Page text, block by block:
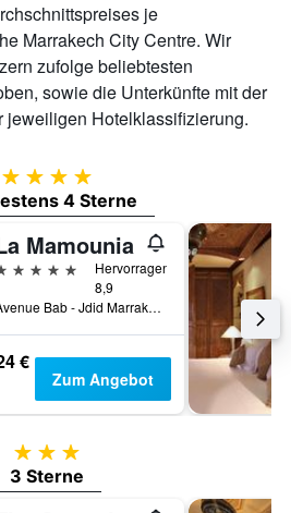
je
Marrakech City Centre. Wir
zufolge beliebtesten
sowie die Unterkünfte mit der
jeweiligen Hotelklassifizierung.
4 Sterne
4 Sterne
Mamounia
Sterne
Hervorragend
8,9
Avenue Bab - Jdid Marrakech 40 040 MA, Marrakesch, Marokko
€
Zum Angebot
3 Sterne
3 Sterne